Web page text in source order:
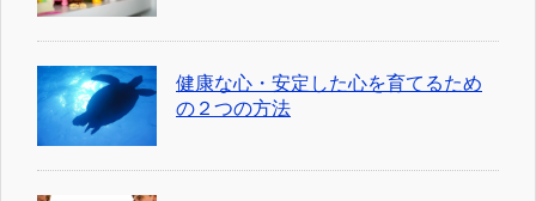
健康な心・安定した心を育てるため
の２つの方法